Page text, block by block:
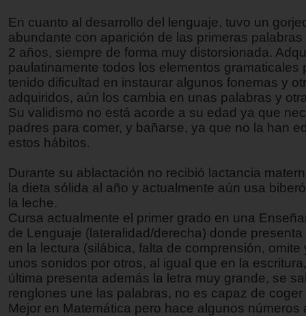
En cuanto al desarrollo del lenguaje, tuvo un
abundante con aparición de las primeras
2 años, siempre de forma muy distorsionada.
paulatinamente todos los elementos gramaticales
tenido dificultad en instaurar algunos fonemas y
adquiridos, aún los cambia en unas palabras y
Su validismo no está acorde a su edad ya que
padres para comer, y bañarse, ya que no la han
estos hábitos.
Durante su ablactación no recibió lactancia
la dieta sólida al año y actualmente aún usa
la leche.
Cursa actualmente el primer grado en una
de Lenguaje (lateralidad/derecha) donde
en la lectura (silábica, falta de comprensión, omite
unos sonidos por otros, al igual que en la
última presenta además la letra muy grande, se
renglones une las palabras, no es capaz de coger
Mejor en Matemática pero hace algunos números